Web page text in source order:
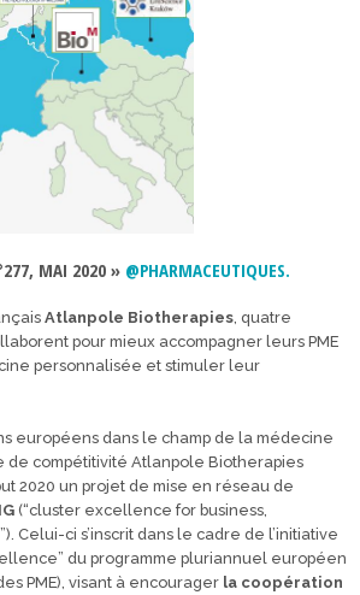
MAI 2020 » @PHARMACEUTIQUES.
Atlanpole Biotherapies , quatre
pour mieux accompagner leurs PME
personnalisée et stimuler leur
européens dans le champ de la médecine
de compétitivité Atlanpole Biotherapies
2020 un projet de mise en réseau de
(“cluster excellence for business,
Celui-ci s’inscrit dans le cadre de l’initiative
du programme pluriannuel européen
PME), visant à encourager la coopération